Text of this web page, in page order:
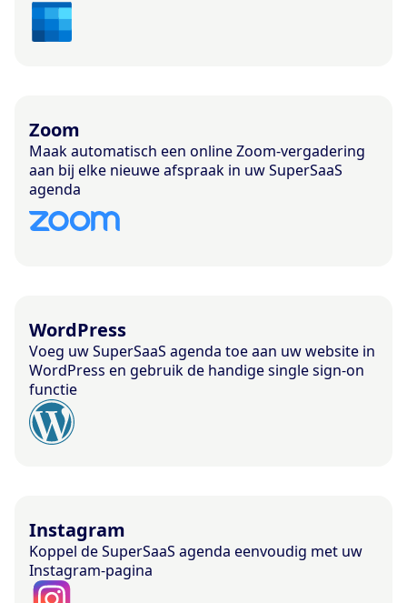
Zoom
Maak automatisch een online Zoom-vergadering
aan bij elke nieuwe afspraak in uw SuperSaaS
agenda
WordPress
Voeg uw SuperSaaS agenda toe aan uw website in
WordPress en gebruik de handige single sign-on
functie
Instagram
Koppel de SuperSaaS agenda eenvoudig met uw
Instagram-pagina